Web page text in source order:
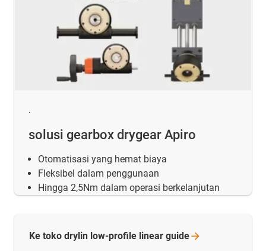
.
solusi gearbox drygear Apiro
Otomatisasi yang hemat biaya
Fleksibel dalam penggunaan
Hingga 2,5Nm dalam operasi berkelanjutan
Ke toko drylin low-profile linear guide